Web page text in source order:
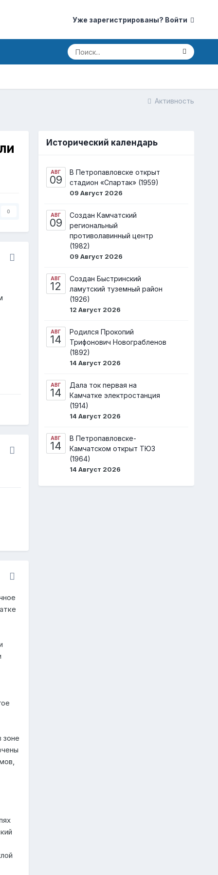
Уже зарегистрированы? Войти
Активность
0
зоне
Исторический календарь
АВГ
09
В Петропавловске открыт
стадион «Спартак» (1959)
09 Август 2026
АВГ
09
Создан Камчатский
региональный
противолавинный центр
(1982)
09 Август 2026
АВГ
12
Создан Быстринский
ламутский туземный район
(1926)
12 Август 2026
АВГ
14
Родился Прокопий
Трифонович Новограбленов
(1892)
14 Август 2026
АВГ
14
Дала ток первая на
Камчатке электростанция
(1914)
14 Август 2026
АВГ
14
В Петропавловске-
Камчатском открыт ТЮЗ
(1964)
14 Август 2026